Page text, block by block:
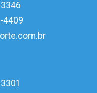
4409